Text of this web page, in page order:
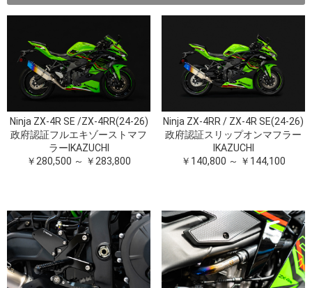
Ninja ZX-4R SE /ZX-4RR(24-26)
政府認証フルエキゾーストマフ
ラーIKAZUCHI
￥280,500 ～ ￥283,800
Ninja ZX-4RR / ZX-4R SE(24-26)
政府認証スリップオンマフラー
IKAZUCHI
￥140,800 ～ ￥144,100